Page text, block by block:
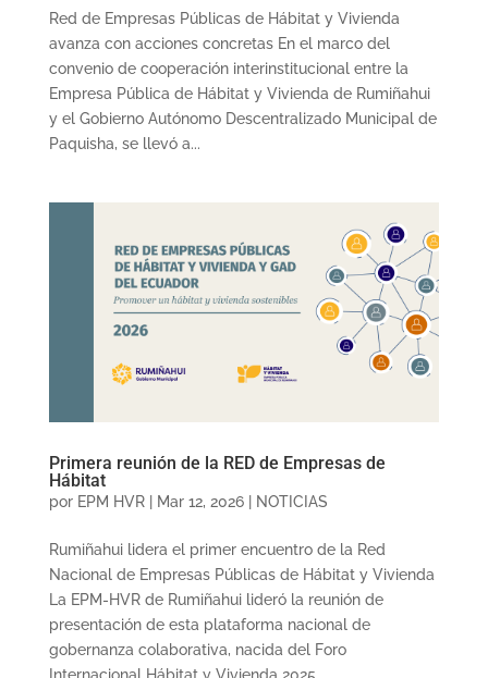
Red de Empresas Públicas de Hábitat y Vivienda
avanza con acciones concretas En el marco del
convenio de cooperación interinstitucional entre la
Empresa Pública de Hábitat y Vivienda de Rumiñahui
y el Gobierno Autónomo Descentralizado Municipal de
Paquisha, se llevó a...
Primera reunión de la RED de Empresas de
Hábitat
por EPM HVR| Mar 12, 2026| NOTICIAS
Rumiñahui lidera el primer encuentro de la Red
Nacional de Empresas Públicas de Hábitat y Vivienda
La EPM-HVR de Rumiñahui lideró la reunión de
presentación de esta plataforma nacional de
gobernanza colaborativa, nacida del Foro
Internacional Hábitat y Vivienda 2025....